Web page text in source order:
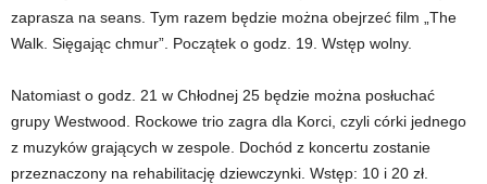
zaprasza na seans. Tym razem będzie można obejrzeć film „The
Walk. Sięgając chmur”. Początek o godz. 19. Wstęp wolny.
Natomiast o godz. 21 w Chłodnej 25 będzie można posłuchać
grupy Westwood. Rockowe trio zagra dla Korci, czyli córki jednego
z muzyków grających w zespole. Dochód z koncertu zostanie
przeznaczony na rehabilitację dziewczynki. Wstęp: 10 i 20 zł.